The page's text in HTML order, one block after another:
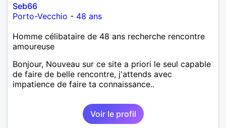
Seb66
Porto-Vecchio - 48 ans
Homme célibataire de 48 ans recherche rencontre
amoureuse
Bonjour, Nouveau sur ce site a priori le seul capable
de faire de belle rencontre, j'attends avec
impatience de faire ta connaissance..
Voir le profil